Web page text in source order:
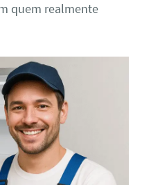
quem realmente